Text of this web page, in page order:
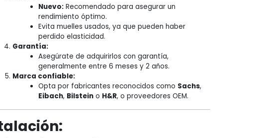
Nuevo:Recomendado para asegurar un
rendimiento óptimo.
Evita muelles usados, ya que pueden haber
perdido elasticidad.
Garantía:
Asegúrate de adquirirlos con garantía,
generalmente entre 6 meses y 2 años.
Marca confiable:
Opta por fabricantes reconocidos como Sachs,
Eibach, Bilsteino H&R, o proveedores OEM.